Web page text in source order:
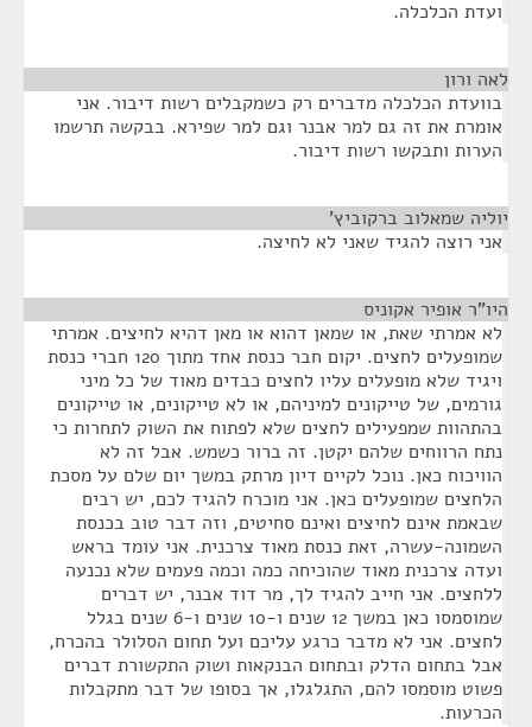
ועדת הכלכלה.
לאה ורון
בוועדת הכלכלה מדברים רק כשמקבלים רשות דיבור. אני
אומרת את זה גם למר אבנר וגם למר שפירא. בבקשה תרשמו
הערות ותבקשו רשות דיבור.
יוליה שמאלוב ברקוביץ'
אני רוצה להגיד שאני לא לחיצה.
היו"ר אופיר אקוניס
לא אמרתי שאת, או שמאן דהוא או מאן דהיא לחיצים. אמרתי
שמופעלים לחצים. יקום חבר כנסת אחד מתוך 120 חברי כנסת
ויגיד שלא מופעלים עליו לחצים כבדים מאוד של כל מיני
גורמים, של טייקונים למיניהם, או לא טייקונים, או טייקונים
בהתהוות שמפעילים לחצים שלא לפתוח את השוק לתחרות כי
נתח הרווחים שלהם יקטן. זה ברור כשמש. אבל זה לא
הוויכוח כאן. נוכל לקיים דיון מרתק במשך יום שלם על מסכת
הלחצים שמופעלים כאן. אני מוכרח להגיד לכם, יש רבים
שבאמת אינם לחיצים ואינם סחיטים, וזה דבר טוב בכנסת
השמונה-עשרה, זאת כנסת מאוד צרכנית. אני עומד בראש
ועדה צרכנית מאוד שהוכיחה כמה וכמה פעמים שלא נכנעה
ללחצים. אני חייב להגיד לך, מר דוד אבנר, יש דברים
שמוסמסו כאן במשך 12 שנים ו-10 שנים ו-6 שנים בגלל
לחצים. אני לא מדבר כרגע עליכם ועל תחום הסלולר בהכרח,
אבל בתחום הדלק ובתחום הבנקאות ושוק התקשורת דברים
פשוט מוסמסו להם, התגלגלו, אך בסופו של דבר מתקבלות
הכרעות.